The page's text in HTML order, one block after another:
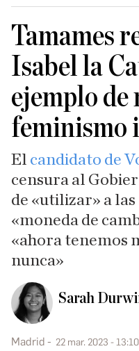
Tamames
Isabel la
ejemplo
feminismo
El candidato de
censura al
de «utilizar» a
«moneda de
«ahora tenemos
nunca»
Sarah
Madrid 22 mar. 2023 - 13:10